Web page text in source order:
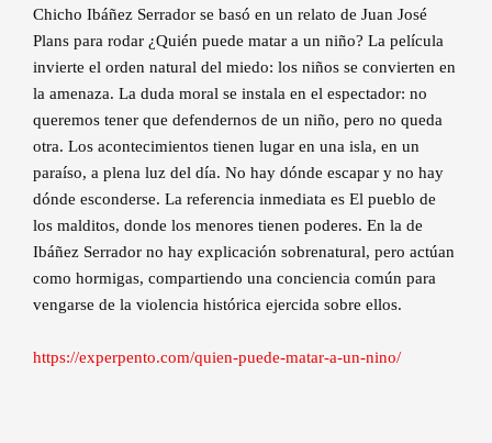
Chicho Ibáñez Serrador se basó en un relato de Juan José
Plans para rodar ¿Quién puede matar a un niño? La película
invierte el orden natural del miedo: los niños se convierten en
la amenaza. La duda moral se instala en el espectador: no
queremos tener que defendernos de un niño, pero no queda
otra. Los acontecimientos tienen lugar en una isla, en un
paraíso, a plena luz del día. No hay dónde escapar y no hay
dónde esconderse. La referencia inmediata es El pueblo de
los malditos, donde los menores tienen poderes. En la de
Ibáñez Serrador no hay explicación sobrenatural, pero actúan
como hormigas, compartiendo una conciencia común para
vengarse de la violencia histórica ejercida sobre ellos.
https://experpento.com/quien-puede-matar-a-un-nino/